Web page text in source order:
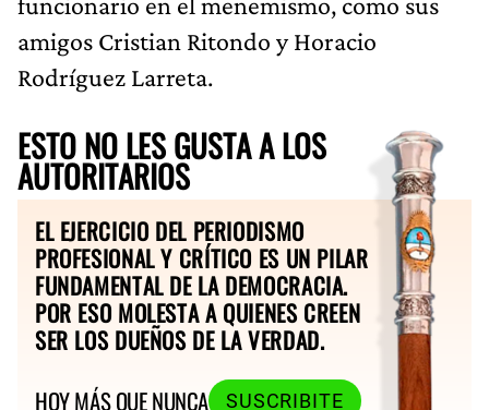
amigos Cristian Ritondo y Horacio
Rodríguez Larreta.
ESTO NO LES GUSTA A LOS
AUTORITARIOS
EL EJERCICIO DEL PERIODISMO
PROFESIONAL Y CRÍTICO ES UN PILAR
FUNDAMENTAL DE LA DEMOCRACIA.
POR ESO MOLESTA A QUIENES CREEN
SER LOS DUEÑOS DE LA VERDAD.
HOY MÁS QUE NUNCA
SUSCRIBITE